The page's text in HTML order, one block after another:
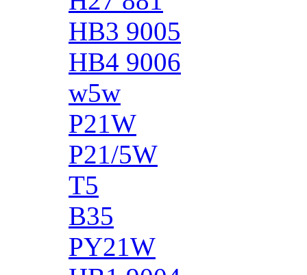
HB3 9005
HB4 9006
w5w
P21W
P21/5W
T5
B35
PY21W